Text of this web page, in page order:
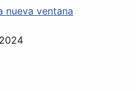
nueva ventana